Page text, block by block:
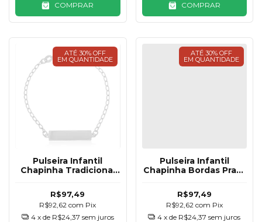
COMPRAR COMPRAR
ATÉ 30% OFF
EM QUANTIDADE
Pulseira Infantil
Chapinha Tradicional
R$97,49
R$92,62com Pix
4 x de R$24,37 sem juros
ATÉ 30% OFF
EM QUANTIDADE
Pulseira Infantil
Chapinha Bordas Prata
R$97,49
R$92,62 com Pix
4 x de R$24,37 sem juros